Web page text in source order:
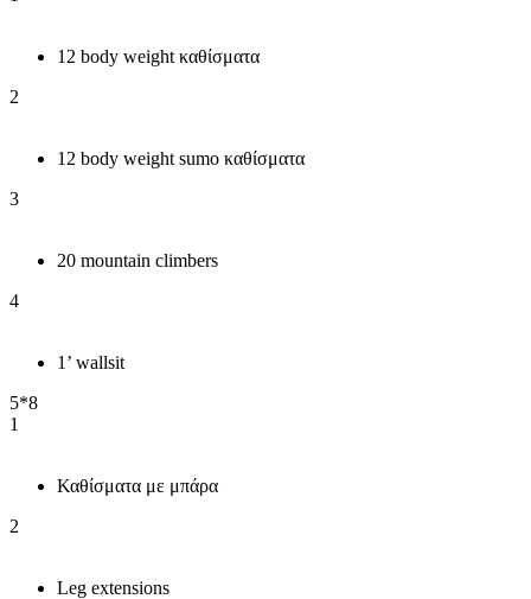
12 body weight καθίσματα
2
12 body weight sumo καθίσματα
3
20 mountain climbers
4
1’ wallsit
5*8
1
Καθίσματα με μπάρα
2
Leg extensions